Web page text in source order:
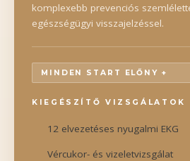
komplexebb prevenciós
egészségügyi visszajelzéssel.
MINDEN START ELŐNY +
KIEGÉSZÍTŐ VIZSGÁLATOK
12 elvezetéses nyugalmi EKG
Vércukor- és vizeletvizsgálat